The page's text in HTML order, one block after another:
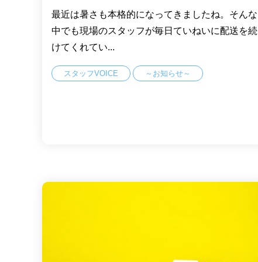
最近は暑さも本格的になってきましたね。そんな
中でも現場のスタッフが毎日ていねいに配送を続
けてくれてい...
スタッフVOICE ～お知らせ～